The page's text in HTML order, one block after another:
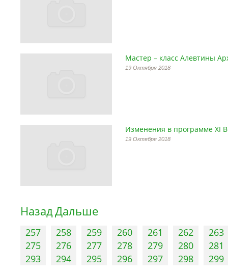
Мастер – класс Алевтины
19 Октября 2018
Изменения в программе XI
19 Октября 2018
НазадДальше
257 258 259 260 261 262
263
275
276 277 278 279 280
281
293
294 295 296 297 298 299